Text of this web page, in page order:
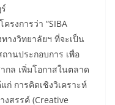
รงการว่า “SIBA
างวิทยาลัยฯ ที่จะเป็น
านประกอบการ เพื่อ
ล เพิ่มโอกาสในตลาด
ก่ การคิดเชิงวิเคราะห์
งสรรค์ (Creative